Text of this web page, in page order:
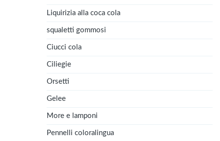
Liquirizia alla coca cola
squaletti gommosi
Ciucci cola
Ciliegie
Orsetti
Gelee
More e lamponi
Pennelli coloralingua